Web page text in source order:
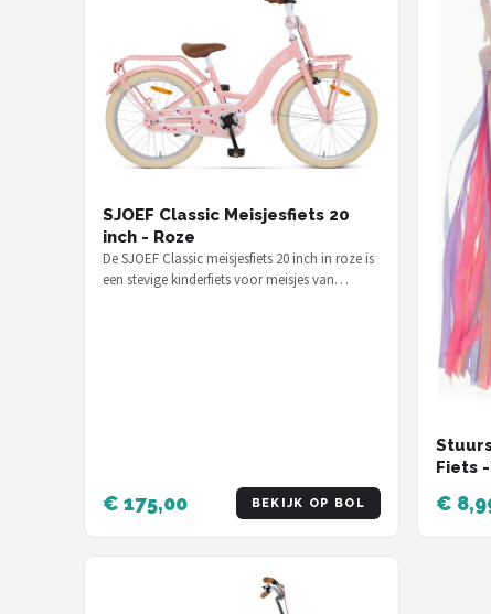
SJOEF Classic Meisjesfiets 20
inch - Roze
De SJOEF Classic meisjesfiets 20 inch in roze is
een stevige kinderfiets voor meisjes van
€ 175,00 BEKIJK OP BOL
Fiets
blauw
€